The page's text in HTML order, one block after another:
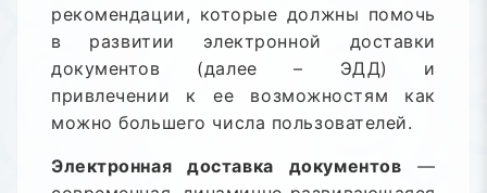
рекомендации, которые должны помочь
в развитии электронной доставки
документов (далее – ЭДД) и
привлечении к ее возможностям как
можно большего числа пользователей.
Электронная доставка документов —